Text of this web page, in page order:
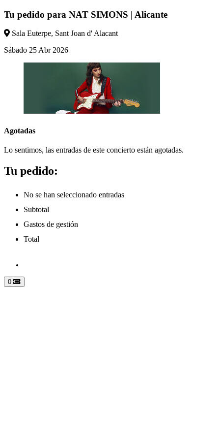
Tu pedido para NAT SIMONS | Alicante
Sala Euterpe, Sant Joan d' Alacant
Sábado 25Abr 2026
Agotadas
Lo sentimos, las entradas de este concierto están agotadas.
Tu pedido:
No se han seleccionado entradas
Subtotal
Gastos de gestión
Total
0